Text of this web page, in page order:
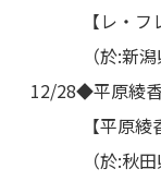
【レ・フレ
（於:新潟県/
12/28◆平原綾
【平原綾香
（於:秋田県/